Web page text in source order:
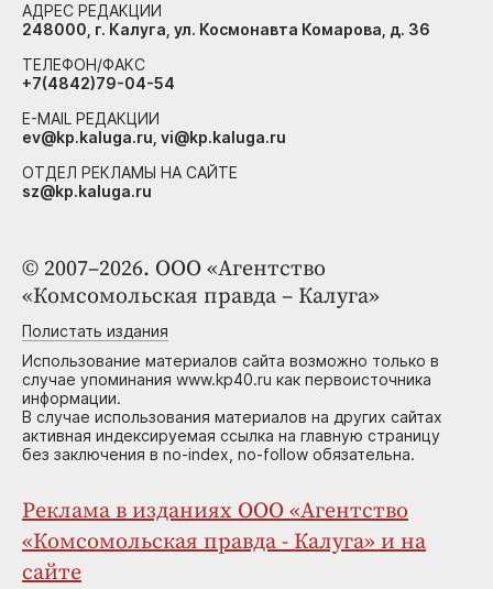
© 2007–2026. ООО «Агентство
«Комсомольская правда – Калуга»
Полистать издания
Использование материалов сайта возможно только в
случае упоминания www.kp40.ru как первоисточника
информации.
В случае использования материалов на других сайтах
активная индексируемая ссылка на главную страницу
без заключения в no-index, no-follow обязательна.
Реклама в изданиях ООО «Агентство
«Комсомольская правда - Калуга» и на
сайте
АДРЕС РЕДАКЦИИ
248000, г. Калуга, ул. Космонавта Комарова, д. 36
ТЕЛЕФОН/ФАКС
+7(4842)79-04-54
E-MAIL РЕДАКЦИИ
ev@kp.kaluga.ru, vi@kp.kaluga.ru
ОТДЕЛ РЕКЛАМЫ НА САЙТЕ
sz@kp.kaluga.ru